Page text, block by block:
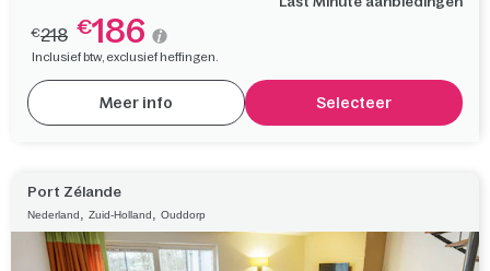
€218 €186
Inclusief btw, exclusief heffingen.
Meer info Selecteer
Port Zélande
Nederland Zuid-Holland Ouddorp